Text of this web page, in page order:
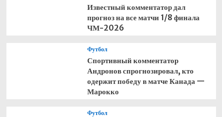
Известный комментатор дал
прогноз на все матчи 1/8 финала
ЧМ-2026
Футбол
Спортивный комментатор
Андронов спрогнозировал, кто
одержит победу в матче Канада —
Марокко
Футбол